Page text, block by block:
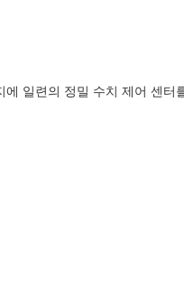
일련의 정밀 수치 제어 센터